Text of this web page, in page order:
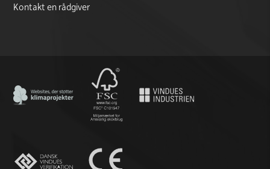
Kontakt en rådgiver
CO2 Neutral certificate